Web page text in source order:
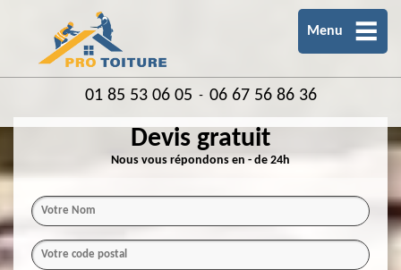
Menu
01 85 53 06 05 - 06 67 56 86 36
Devis gratuit
Nous vous répondons en - de 24h